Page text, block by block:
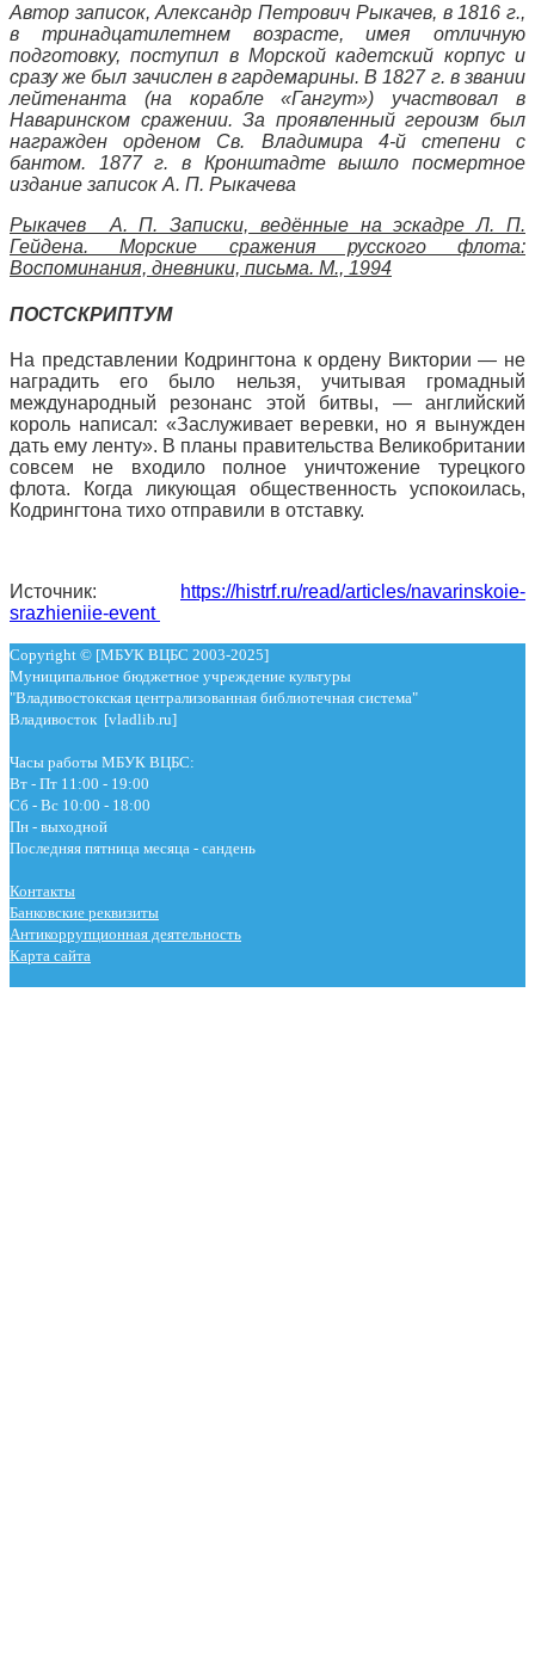
Автор записок, Александр Петрович Рыкачев, в 1816 г.,
в тринадцатилетнем возрасте, имея отличную
подготовку, поступил в Морской кадетский корпус и
сразу же был зачислен в гардемарины. В 1827 г. в звании
лейтенанта (на корабле «Гангут») участвовал в
Наваринском сражении. За проявленный героизм был
награжден орденом Св. Владимира 4-й степени с
бантом. 1877 г. в Кронштадте вышло посмертное
издание записок А. П. Рыкачева
Рыкачев А. П. Записки, ведённые на эскадре Л. П.
Гейдена. Морские сражения русского флота:
Воспоминания, дневники, письма. М., 1994
ПОСТСКРИПТУМ
На представлении Кодрингтона к ордену Виктории — не
наградить его было нельзя, учитывая громадный
международный резонанс этой битвы, — английский
король написал: «Заслуживает веревки, но я вынужден
дать ему ленту». В планы правительства Великобритании
совсем не входило полное уничтожение турецкого
флота. Когда ликующая общественность успокоилась,
Кодрингтона тихо отправили в отставку.
Источник:
https://histrf.ru/read/articles/navarinskoie-
srazhieniie-event
Copyright © [МБУК ВЦБС 2003-2025]
Муниципальное бюджетное учреждение культуры
"Владивостокская централизованная библиотечная система"
Владивосток [vladlib.ru]
Часы работы МБУК ВЦБС:
Вт - Пт 11:00 - 19:00
Сб - Вс 10:00 - 18:00
Пн - выходной
Последняя пятница месяца - сандень
Контакты
Банковские реквизиты
Антикоррупционная деятельность
Карта сайта